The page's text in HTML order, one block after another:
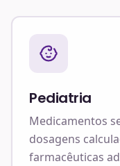
Pediatria
Medicamentos
dosagens
farmacêuticas